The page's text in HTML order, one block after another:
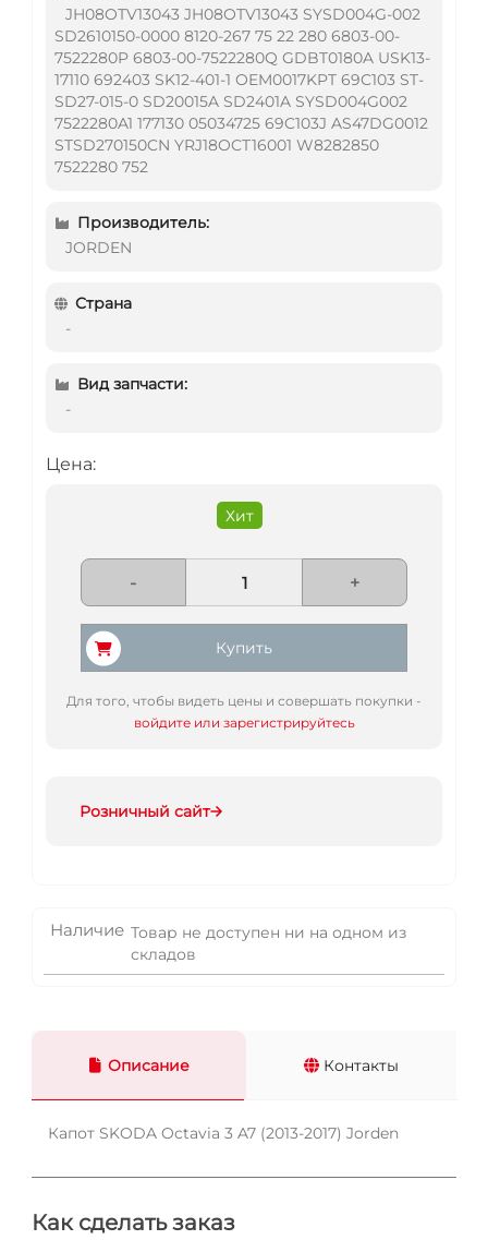
JH08OTV13043 JH08OTV13043 SYSD004G-002
SD2610150-0000 8120-267 75 22 280 6803-00-
7522280P 6803-00-7522280Q GDBT0180A USK13-
17110 692403 SK12-401-1 OEM0017KPT 69C103 ST-
SD27-015-0 SD20015A SD2401A SYSD004G002
7522280A1 177130 05034725 69C103J AS47DG0012
STSD270150CN YRJ18OCT16001 W8282850
7522280 752
Производитель:
JORDEN
Страна
-
Вид запчасти:
-
Цена:
Хит
- +
Купить
Для того, чтобы видеть цены и совершать покупки -
войдите или зарегистрируйтесь
Розничный сайт
Наличие Товар не доступен ни на одном из
складов
Описание Контакты
Капот SKODA Octavia 3 A7 (2013-2017) Jorden
Как сделать заказ